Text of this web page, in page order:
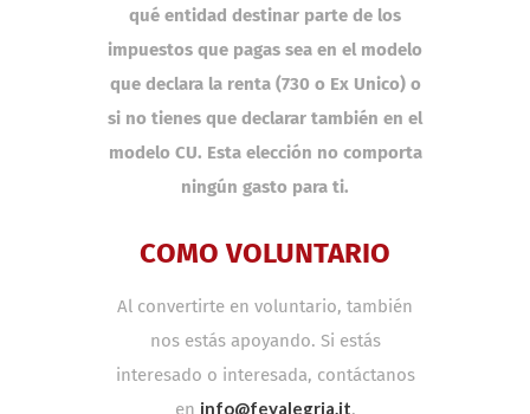
qué entidad destinar parte de los
impuestos que pagas sea en el modelo
que declara la renta (730 o Ex Unico) o
si no tienes que declarar también en el
modelo CU. Esta elección no comporta
ningún gasto para ti.
COMO VOLUNTARIO
Al convertirte en voluntario, también
nos estás apoyando. Si estás
interesado o interesada, contáctanos
en info@feyalegria.it.